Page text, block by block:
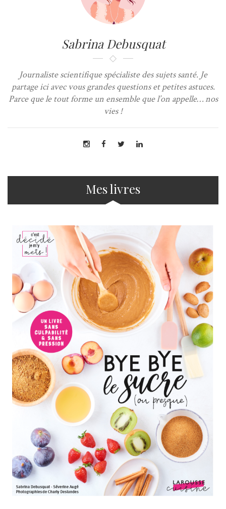
Sabrina Debusquat
Journaliste scientifique spécialiste des sujets santé. Je
partage ici avec vous grandes questions et petites astuces.
Parce que le tout forme un ensemble que l’on appelle… nos
vies !
Mes livres